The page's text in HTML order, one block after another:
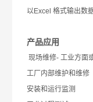
以Excel 格式输出数
产品应用
现场维修- 工业方面
工厂内部维护和维修
安装和运行监测